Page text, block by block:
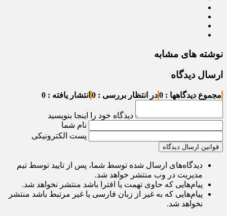
نوشته های مشابه
ارسال دیدگاه
مجموع دیدگاهها : 0 در انتظار بررسی : 0 انتشار یافته : 0
دیدگاه خود را اینجا بنویسید
نام شما
پست الکترونیکی
قوانین ارسال دیدگاه
دیدگاه‌های ارسال شده توسط شما، پس از تایید توسط تیم
مدیریت در وب منتشر خواهد شد.
پیام‌هایی که حاوی تهمت یا افترا باشد منتشر نخواهد شد.
پیام‌هایی که به غیر از زبان فارسی یا غیر مرتبط باشد منتشر
نخواهد شد.